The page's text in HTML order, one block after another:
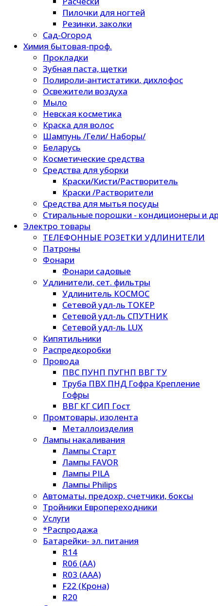
Пилочки для ногтей
Резинки, заколки
Сад-Огород
Химия бытовая-проф.
Прокладки
Зубная паста, щетки
Полироли-антистатики, дихлофос
Освежители воздуха
Мыло
Невская косметика
Краска для волос
Шампунь /Гели/ Наборы/
Беларусь
Косметические средства
Средства для уборки
Краски/Кисти/Растворитель
Краски /Растворители
Средства для мытья посуды
Стиральные порошки - кондиционеры и
Электро товары
ТЕЛЕФОННЫЕ РОЗЕТКИ УДЛИНИТЕЛИ
Патроны
Фонари
Фонари садовые
Удлинители, сет. фильтры
Удлинитель КОСМОС
Сетевой удл-ль ТОКЕР
Сетевой удл-ль СПУТНИК
Сетевой удл-ль LUX
Кипятильники
Распредкоробки
Провода
ПВС ПУНП ПУГНП ВВГ ТУ
Труба ПВХ ПНД Гофра Крепление
Гофры
ВВГ КГ СИП Гост
Промтовары, изолента
Металлоизделия
Лампы накаливания
Лампы Старт
Лампы FAVOR
Лампы PILA
Лампы Philips
Автоматы, предохр, счетчики, боксы
Тройники Европереходники
Услуги
*Распродажа
Батарейки- эл. питания
R14
R06 (AA)
R03 (AAA)
F22 (Крона)
R20